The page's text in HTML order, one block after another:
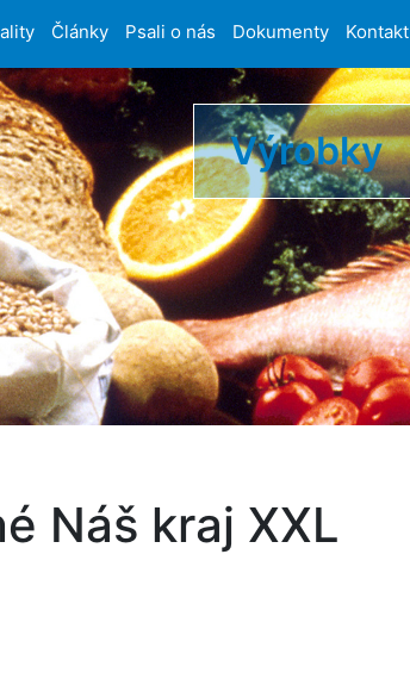
Články Psali o nás Dokumenty Kontakt
Výrobky
Náš kraj XXL